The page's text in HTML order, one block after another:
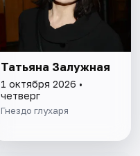
Татьяна Залужная
1 октября 2026 •
четверг
Гнездо глухаря